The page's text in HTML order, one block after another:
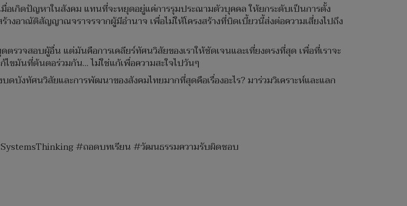
มื่อเกิดปัญหาในสังคม แทนที่จะหยุดอยู่แค่การรุมประณามตัวบุคคล ให้ยกระดับเป็นการตั้ง
างอาณัติสัญญาณจราจรจากผู้มีอำนาจ เพื่อไม่ให้โครงสร้างที่บิดเบี้ยวนี้ส่งต่อความเสี่ยงไปถึง
รวจสอบผู้อื่น แต่มันคือการเคลียร์ทัศนวิสัยของเราให้ชัดเจนและเที่ยงตรงที่สุด เพื่อที่เราจะ
ขมันที่ต้นตอร่วมกัน... ไม่ใช่แก้เพื่อความสะใจไปวันๆ
บดบังทัศนวิสัยและการพัฒนาของสังคมไทยมากที่สุดคือเรื่องอะไร? มาร่วมวิเคราะห์และแลก
#ถอดบทเรียน #วัฒนธรรมความรับผิดชอบ